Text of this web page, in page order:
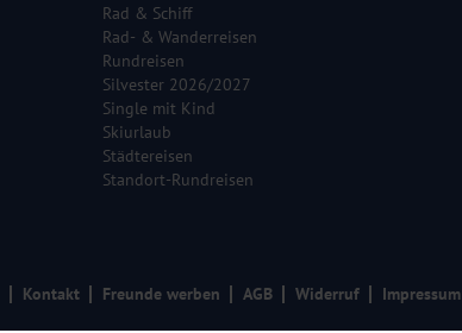
Rad & Schiff
Rad- & Wanderreisen
Rundreisen
Silvester 2026/2027
Single mit Kind
Skiurlaub
Städtereisen
Standort-Rundreisen
Kontakt Freunde werben AGB Widerruf Impressum